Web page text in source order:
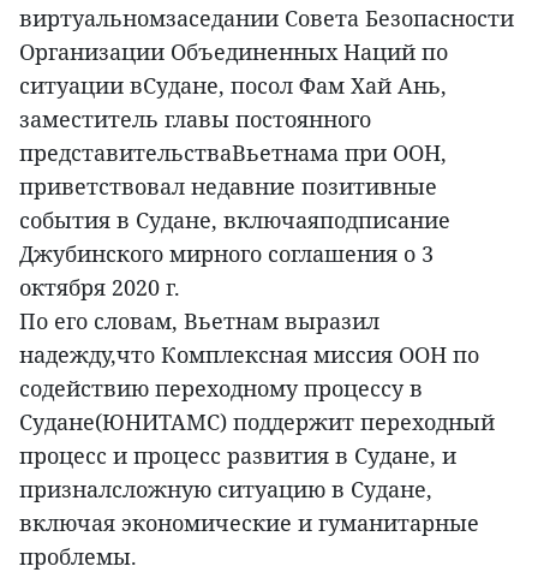
виртуальномзаседании Совета Безопасности
Организации Объединенных Наций по
ситуации вСудане, посол Фам Хай Ань,
заместитель главы постоянного
представительстваВьетнама при ООН,
приветствовал недавние позитивные
события в Судане, включаяподписание
Джубинского мирного соглашения о 3
октября 2020 г.
По его словам, Вьетнам выразил
надежду,что Комплексная миссия ООН по
содействию переходному процессу в
Судане(ЮНИТАМС) поддержит переходный
процесс и процесс развития в Судане, и
призналсложную ситуацию в Судане,
включая экономические и гуманитарные
проблемы.